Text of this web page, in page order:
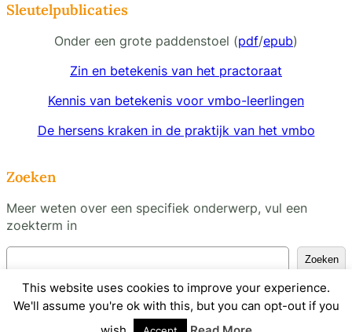
Sleutelpublicaties
Onder een grote paddenstoel (pdf/epub)
Zin en betekenis van het practoraat
Kennis van betekenis voor vmbo-leerlingen
De hersens kraken in de praktijk van het vmbo
Zoeken
Meer weten over een specifiek onderwerp, vul een
zoekterm in
e
k
e
Zoeken
Meester! onderwijs inzicht© 2025 byMartijn van
This website uses cookies to improve your experience.
We'll assume you're ok with this, but you can opt-out if you